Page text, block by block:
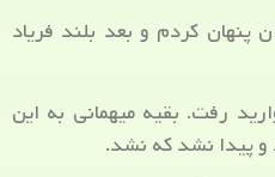
پنهان کردم و بعد بلند فریاد
رفت. بقیه میهمانی به این
و پیدا نشد که نشد.